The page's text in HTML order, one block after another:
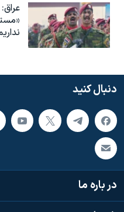
دنبال کنید
در باره ما